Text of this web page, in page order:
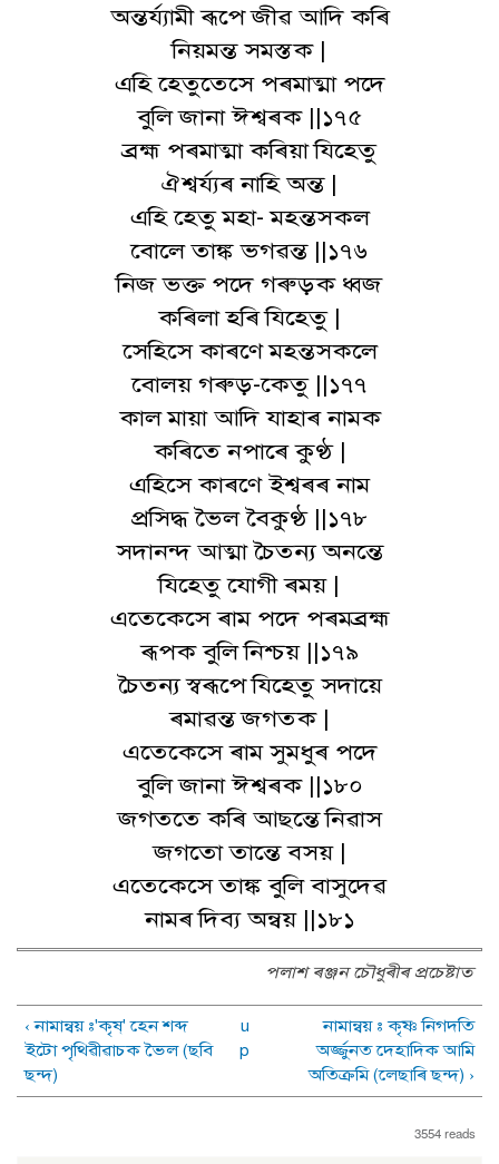
অন্তৰ্য্যামী ৰূপে জীৱ আদি কৰি
নিয়মন্ত সমস্তক |
এহি হেতুতেসে পৰমাত্মা পদে
বুলি জানা ঈশ্বৰক ||১৭৫
ব্ৰহ্ম পৰমাত্মা কৰিয়া যিহেতু
ঐশ্বৰ্য্যৰ নাহি অন্ত |
এহি হেতু মহা- মহন্তসকল
বোলে তাঙ্ক ভগৱন্ত ||১৭৬
নিজ ভক্ত পদে গৰুড়ক ধ্বজ
কৰিলা হৰি যিহেতু |
সেহিসে কাৰণে মহন্তসকলে
বোলয় গৰুড়-কেতু ||১৭৭
কাল মায়া আদি যাহাৰ নামক
কৰিতে নপাৰে কুণ্ঠ |
এহিসে কাৰণে ইশ্বৰৰ নাম
প্ৰসিদ্ধ ভৈল বৈকুণ্ঠ ||১৭৮
সদানন্দ আত্মা চৈতন্য অনন্তে
যিহেতু যোগী ৰময় |
এতেকেসে ৰাম পদে পৰমব্ৰহ্ম
ৰূপক বুলি নিশ্চয় ||১৭৯
চৈতন্য স্বৰূপে যিহেতু সদায়ে
ৰমাৱন্ত জগতক |
এতেকেসে ৰাম সুমধুৰ পদে
বুলি জানা ঈশ্বৰক ||১৮০
জগততে কৰি আছন্তে নিৱাস
জগতো তান্তে বসয় |
এতেকেসে তাঙ্ক বুলি বাসুদেৱ
নামৰ দিব্য অন্বয় ||১৮১
পলাশ ৰঞ্জন চৌধুৰীৰ প্ৰচেষ্টাত
‹ নামান্বয় :'কৃষ্' হেন শব্দ
ইটো পৃথিৱীৱাচক ভৈল (ছবি
ছন্দ)
u
p
নামান্বয় : কৃষ্ণ নিগদতি
অৰ্জ্জুনত দেহাদিক আমি
অতিক্ৰমি (লেছাৰি ছন্দ) ›
3554 reads